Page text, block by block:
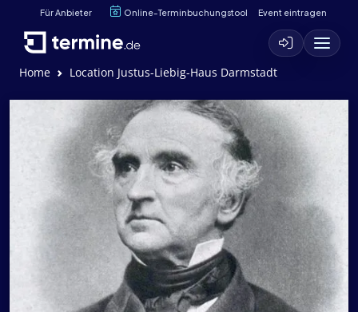
Für Anbieter Online-Terminbuchungstool Event eintragen
Home Location Justus-Liebig-Haus Darmstadt